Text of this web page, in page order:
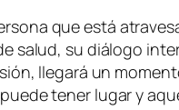
que está
salud, su diálogo
llegará un
tener lugar y